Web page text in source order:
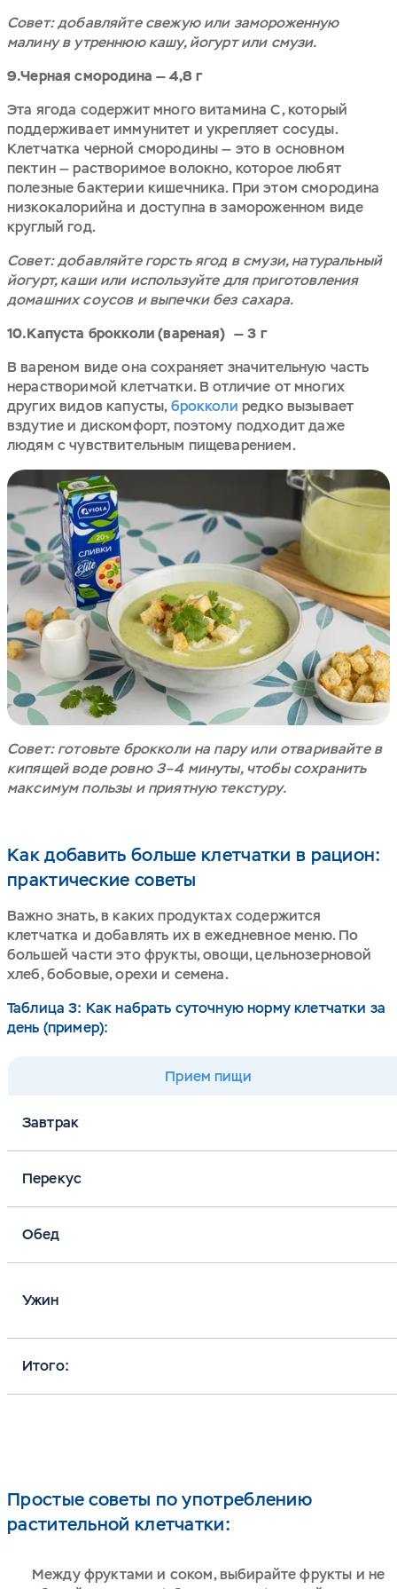
Совет: добавляйте свежую или замороженную
малину в утреннюю кашу, йогурт или смузи.
9.Черная смородина — 4,8 г
Эта ягода содержит много витамина С, который
поддерживает иммунитет и укрепляет сосуды.
Клетчатка черной смородины — это в основном
пектин — растворимое волокно, которое любят
полезные бактерии кишечника. При этом смородина
низкокалорийна и доступна в замороженном виде
круглый год.
Совет: добавляйте горсть ягод в смузи, натуральный
йогурт, каши или используйте для приготовления
домашних соусов и выпечки без сахара.
10.Капуста брокколи (вареная) — 3 г
В вареном виде она сохраняет значительную часть
нерастворимой клетчатки. В отличие от многих
других видов капусты,брокколи редко вызывает
вздутие и дискомфорт, поэтому подходит даже
людям с чувствительным пищеварением.
Совет: готовьте брокколи на пару или отваривайте в
кипящей воде ровно 3–4 минуты, чтобы сохранить
максимум пользы и приятную текстуру.
Как добавить больше клетчатки в рацион:
практические советы
Важно знать, в каких продуктах содержится
клетчатка и добавлять их в ежедневное меню. По
большей части это фрукты, овощи, цельнозерновой
хлеб, бобовые, орехи и семена.
Таблица 3: Как набрать суточную норму клетчатки за
день (пример):
Прием пищи
Завтрак
Перекус
Обед
Ужин
Итого:
Простые советы по употреблению
растительной клетчатки:
Между фруктами и соком, выбирайте фрукты и не